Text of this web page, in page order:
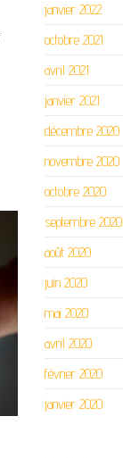
janvier 2022
octobre 2021
avril 2021
janvier 2021
décembre 2020
novembre 2020
octobre 2020
septembre 2020
août 2020
juin 2020
mai 2020
avril 2020
février 2020
janvier 2020